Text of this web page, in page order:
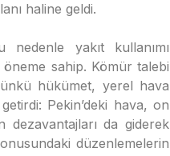
haline geldi.
yakıt kullanımı
sahip. Kömür talebi
hükümet, yerel hava
Pekin’deki hava, on
dezavantajları da giderek
düzenlemelerin